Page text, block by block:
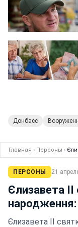
Донбасс
Главная › Персоны ›
ПЕРСОНЫ 21
Єлизавета II
народження:
Єлизавета II